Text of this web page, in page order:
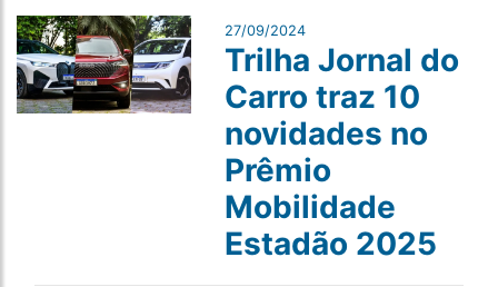
27/09/2024
Trilha Jornal do
Carro traz 10
novidades no
Prêmio
Mobilidade
Estadão 2025